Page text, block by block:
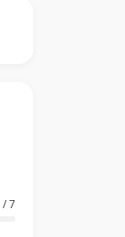
/ 7